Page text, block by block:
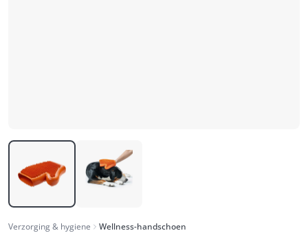
Verzorging & hygiene Wellness-handschoen